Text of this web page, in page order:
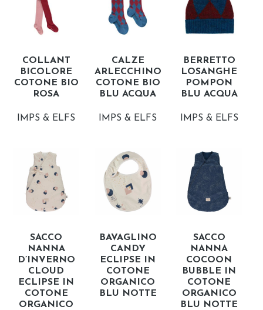
COLLANT
BICOLORE
COTONE BIO
ROSA
IMPS & ELFS
CALZE
ARLECCHINO
COTONE BIO
BLU ACQUA
IMPS & ELFS
BERRETTO
LOSANGHE
POMPON
BLU ACQUA
IMPS & ELFS
SACCO
NANNA
D’INVERNO
CLOUD
ECLIPSE IN
COTONE
ORGANICO
BAVAGLINO
CANDY
ECLIPSE IN
COTONE
ORGANICO
BLU NOTTE
SACCO
NANNA
COCOON
BUBBLE IN
COTONE
ORGANICO
BLU NOTTE